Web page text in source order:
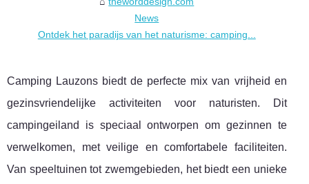
News
Ontdek het paradijs van het naturisme: camping...
Camping Lauzons biedt de perfecte mix van vrijheid en
gezinsvriendelijke activiteiten voor naturisten. Dit
campingeiland is speciaal ontworpen om gezinnen te
verwelkomen, met veilige en comfortabele faciliteiten.
Van speeltuinen tot zwemgebieden, het biedt een unieke